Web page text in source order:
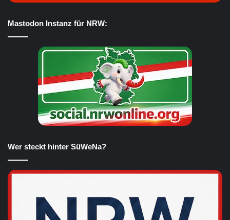
Mastodon Instanz für NRW:
Wer steckt hinter SüWeNa?